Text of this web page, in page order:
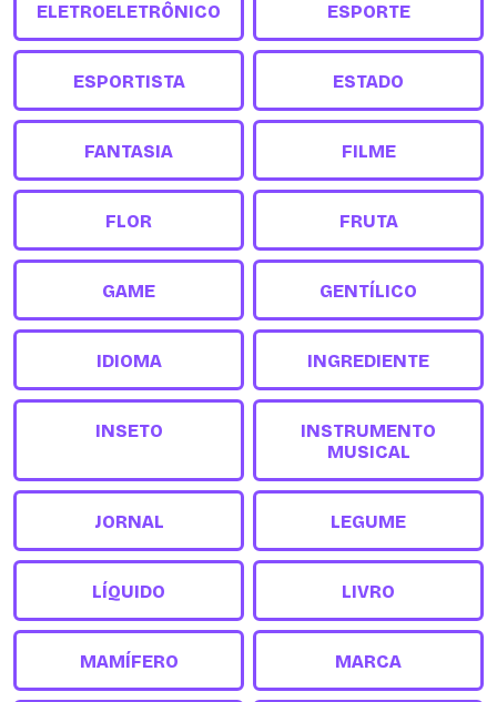
ELETROELETRÔNICO ESPORTE
ESPORTISTA ESTADO
FANTASIA FILME
FLOR FRUTA
GAME GENTÍLICO
IDIOMA INGREDIENTE
INSETO
INSTRUMENTO
MUSICAL
JORNAL LEGUME
LÍQUIDO LIVRO
MAMÍFERO MARCA